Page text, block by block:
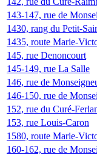
143-147, rue de
1430, rang du Petit-
1435, route Marie-
145, rue Denoncourt
145-149, rue La Salle
146, rue de
146-150, rue de
152, rue du Curé-
153, rue Louis-Caron
1580, route Marie-
160-162, rue de